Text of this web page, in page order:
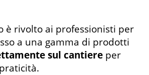
è rivolto ai professionisti per
a una gamma di prodotti
sul cantiere per